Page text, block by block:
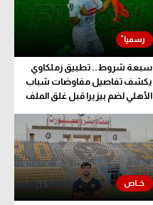
سبعة شروط.. تطبيق زملكاوي
يكشف تفاصيل مفاوضات شباب
الأهلي لضم بيزيرا قبل غلق الملف